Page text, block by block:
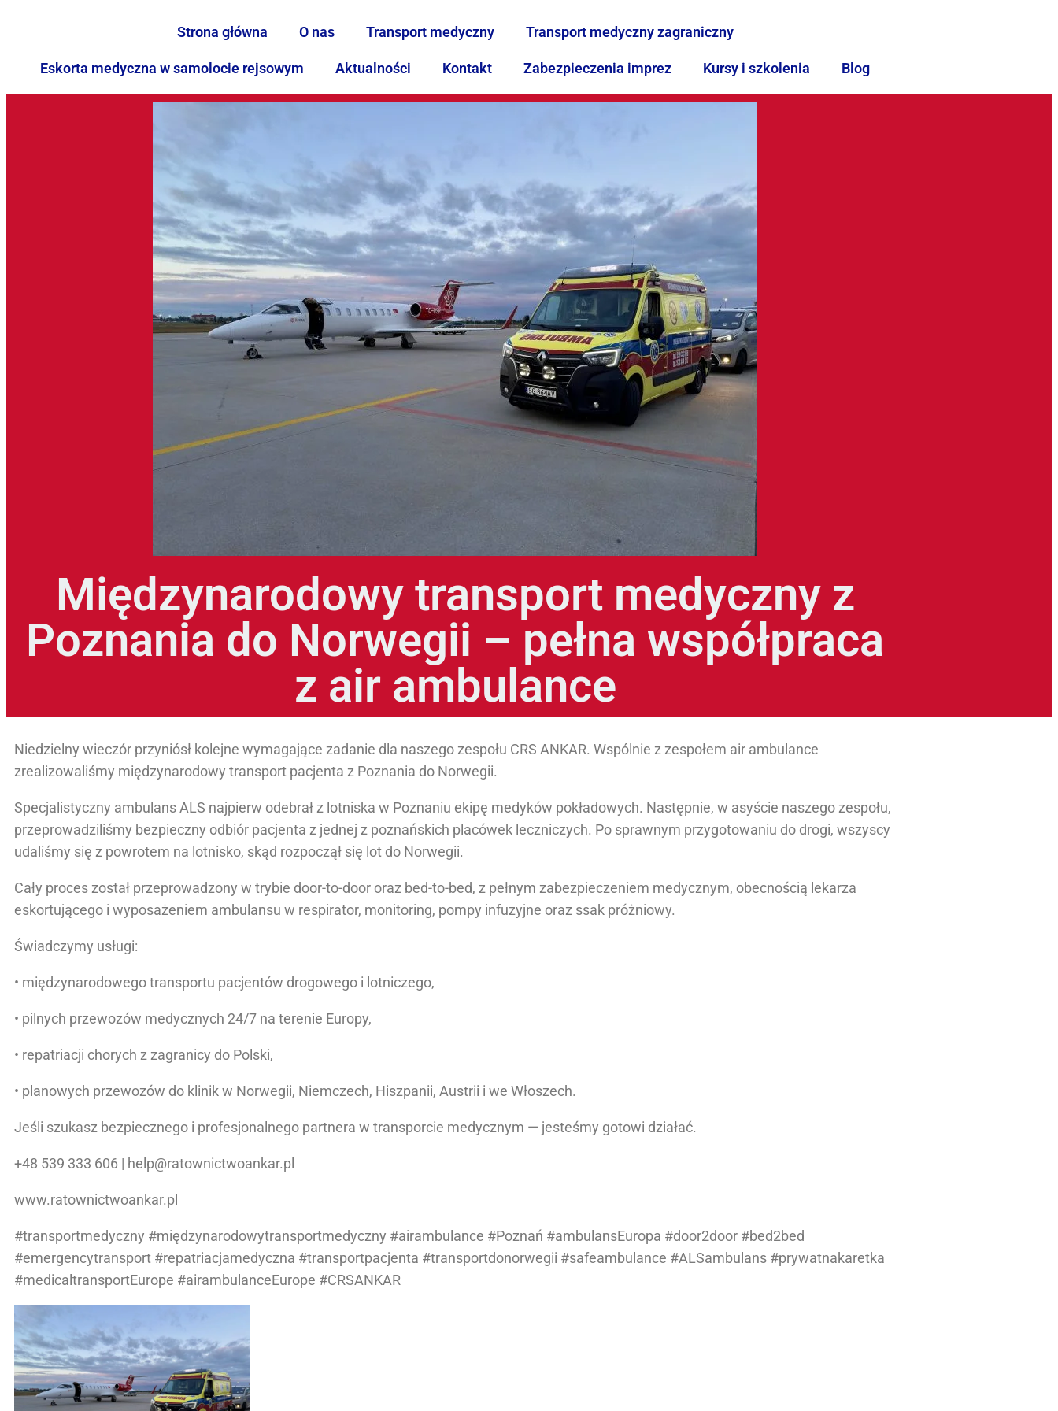
Strona główna O nas Transport medyczny Transport medyczny zagraniczny
Eskorta medyczna w samolocie rejsowym Aktualności Kontakt Zabezpieczenia imprez Kursy i szkolenia Blog
Międzynarodowy transport medyczny z
Poznania do Norwegii – pełna współpraca
z air ambulance
Niedzielny wieczór przyniósł kolejne wymagające zadanie dla naszego zespołu CRS ANKAR. Wspólnie z zespołem air ambulance
zrealizowaliśmy międzynarodowy transport pacjenta z Poznania do Norwegii.
Specjalistyczny ambulans ALS najpierw odebrał z lotniska w Poznaniu ekipę medyków pokładowych. Następnie, w asyście naszego zespołu,
przeprowadziliśmy bezpieczny odbiór pacjenta z jednej z poznańskich placówek leczniczych. Po sprawnym przygotowaniu do drogi, wszyscy
udaliśmy się z powrotem na lotnisko, skąd rozpoczął się lot do Norwegii.
Cały proces został przeprowadzony w trybie door-to-door oraz bed-to-bed, z pełnym zabezpieczeniem medycznym, obecnością lekarza
eskortującego i wyposażeniem ambulansu w respirator, monitoring, pompy infuzyjne oraz ssak próżniowy.
Świadczymy usługi:
• międzynarodowego transportu pacjentów drogowego i lotniczego,
• pilnych przewozów medycznych 24/7 na terenie Europy,
• repatriacji chorych z zagranicy do Polski,
• planowych przewozów do klinik w Norwegii, Niemczech, Hiszpanii, Austrii i we Włoszech.
Jeśli szukasz bezpiecznego i profesjonalnego partnera w transporcie medycznym — jesteśmy gotowi działać.
+48 539 333 606 | help@ratownictwoankar.pl
www.ratownictwoankar.pl
#transportmedyczny #międzynarodowytransportmedyczny #airambulance #Poznań #ambulansEuropa #door2door #bed2bed
#emergencytransport #repatriacjamedyczna #transportpacjenta #transportdonorwegii #safeambulance #ALSambulans #prywatnakaretka
#medicaltransportEurope #airambulanceEurope #CRSANKAR